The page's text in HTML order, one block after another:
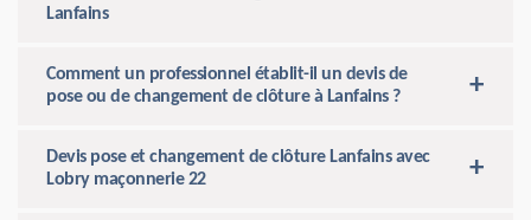
Lanfains
Comment un professionnel établit-il un devis de
pose ou de changement de clôture à Lanfains ?
Devis pose et changement de clôture Lanfains avec
Lobry maçonnerie 22